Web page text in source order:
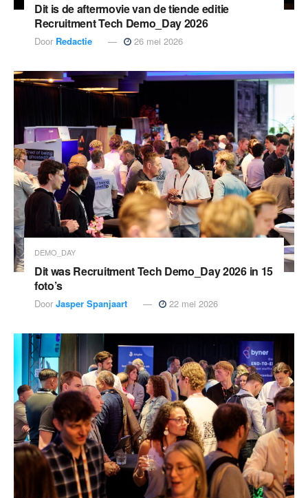
Dit is de aftermovie van de tiende editie
Recruitment Tech Demo_Day 2026
Door Redactie 26 mei 2026
DEMO_DAY
Dit was Recruitment Tech Demo_Day 2026 in 15
foto’s
Door Jasper Spanjaart 22 mei 2026